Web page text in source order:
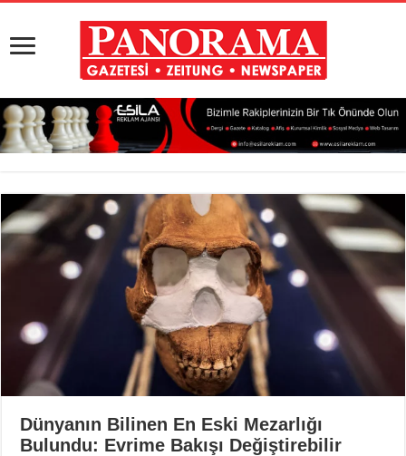
Dünyanın Bilinen En Eski Mezarlığı
Bulundu: Evrime Bakışı Değiştirebilir